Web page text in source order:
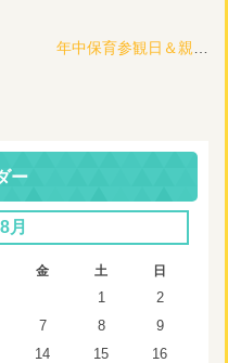
ー
月
金 土 日
1
2
7 8
9
14 15
16